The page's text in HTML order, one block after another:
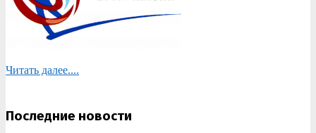
Читать далее....
Последние новости